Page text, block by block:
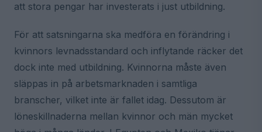
att stora pengar har investerats i just utbildning.
För att satsningarna ska medföra en förändring i
kvinnors levnadsstandard och inflytande räcker det
dock inte med utbildning. Kvinnorna måste även
släppas in på arbetsmarknaden i samtliga
branscher, vilket inte är fallet idag. Dessutom är
löneskillnaderna mellan kvinnor och män mycket